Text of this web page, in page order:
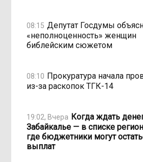
08:15 Депутат Госдумы
«неполноценность» женщин
библейским сюжетом
08:10 Прокуратура начала
из-за раскопок ТГК-14
19:02, Вчера Когда ждать
Забайкалье — в списке
где бюджетники могут
выплат